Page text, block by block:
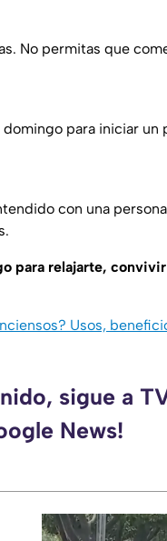
No permitas que
para iniciar un
con una
para relajarte,
Usos,
sigue a
News!